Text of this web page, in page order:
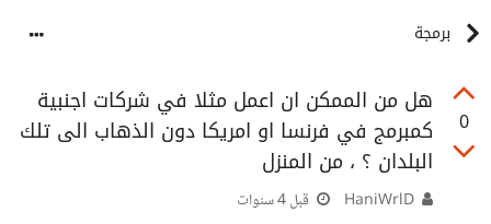
برمجة
0
هل من الممكن ان اعمل مثلا في شركات اجنبية
كمبرمج في فرنسا او امريكا دون الذهاب الى تلك
البلدان ؟ ، من المنزل
قبل 4 سنوات